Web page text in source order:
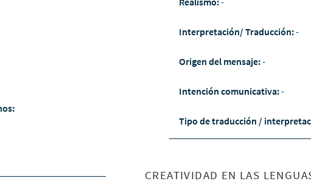
Interpretación/ Traducción:-
Origen del mensaje:-
Intención comunicativa:-
Tipo de traducción /
CREATIVIDAD EN LAS